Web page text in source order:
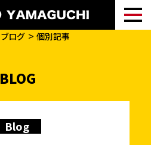
ブログ 個別記事
BLOG
Blog